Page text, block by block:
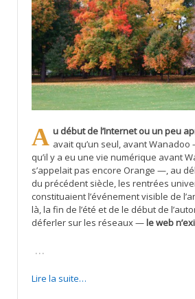
Au début de l’Internet ou un peu
avait qu’un seul, avant
qu’il y a eu une vie numérique avant
s’appelait pas encore Orange —, au
du précédent siècle, les rentrées
constituaient l’événement visible de
là, la fin de l’été et de le début de
déferler sur les réseaux —le web
…
Lire la suite…